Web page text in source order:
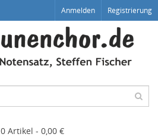
Anmelden Registrierung
0 Artikel - 0,00 €